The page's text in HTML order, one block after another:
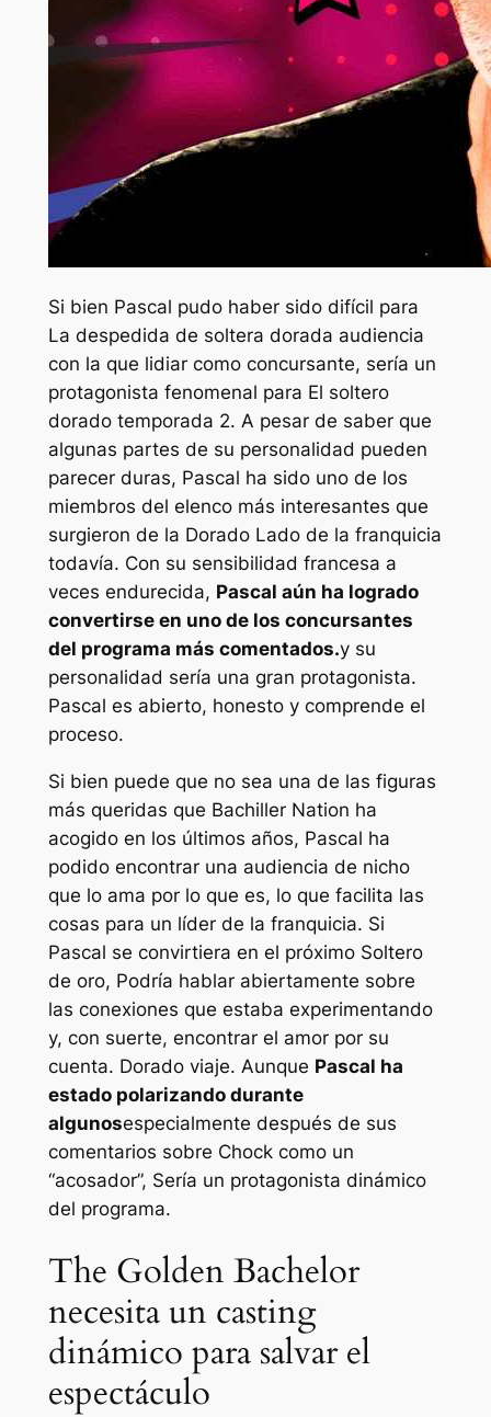
Si bien Pascal pudo haber sido difícil para
La despedida de soltera dorada audiencia
con la que lidiar como concursante, sería un
protagonista fenomenal para El soltero
dorado temporada 2. A pesar de saber que
algunas partes de su personalidad pueden
parecer duras, Pascal ha sido uno de los
miembros del elenco más interesantes que
surgieron de la Dorado Lado de la franquicia
todavía. Con su sensibilidad francesa a
veces endurecida, Pascal aún ha logrado
convertirse en uno de los concursantes
del programa más comentados.y su
personalidad sería una gran protagonista.
Pascal es abierto, honesto y comprende el
proceso.
Si bien puede que no sea una de las figuras
más queridas que Bachiller Nation ha
acogido en los últimos años, Pascal ha
podido encontrar una audiencia de nicho
que lo ama por lo que es, lo que facilita las
cosas para un líder de la franquicia. Si
Pascal se convirtiera en el próximo Soltero
de oro, Podría hablar abiertamente sobre
las conexiones que estaba experimentando
y, con suerte, encontrar el amor por su
cuenta. Dorado viaje. Aunque Pascal ha
estado polarizando durante
algunosespecialmente después de sus
comentarios sobre Chock como un
“acosador”, Sería un protagonista dinámico
del programa.
The Golden Bachelor
necesita un casting
dinámico para salvar el
espectáculo